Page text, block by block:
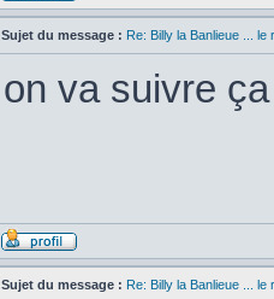
Sujet du message : Re: Billy la Banlieue ... le
on va suivre
Sujet du message : Re: Billy la Banlieue ... le